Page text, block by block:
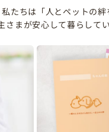
私たちは「人とペットの絆
さまが安心して暮らして